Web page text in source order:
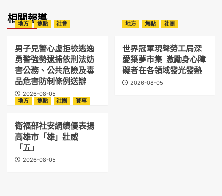
相關報導
地方 焦點 社會
男子見警心虛拒檢逃逸
勇警強勢逮捕依刑法妨
害公務、公共危險及毒
品危害防制條例送辦
2026-08-05
地方 焦點 社團
世界冠軍現聲勞工局深
愛築夢市集 激勵身心障
礙者在各領域發光發熱
2026-08-05
地方 焦點 社團 賽事
衛福部社安網績優表揚
高雄市「雄」壯威
「五」
2026-08-05